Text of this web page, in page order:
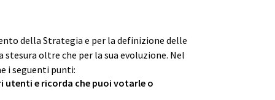
della Strategia e per la definizione delle
oltre che per la sua evoluzione. Nel
i seguenti punti:
utenti e ricorda che puoi votarle o